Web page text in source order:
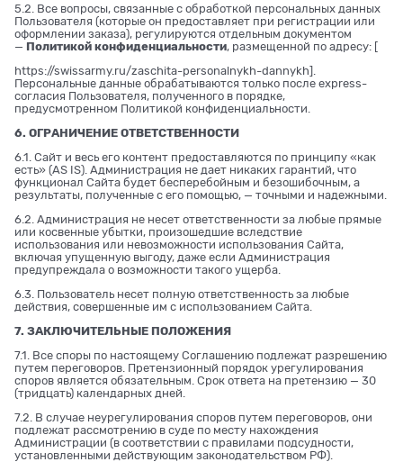
5.2. Все вопросы, связанные с обработкой персональных данных
Пользователя (которые он предоставляет при регистрации или
оформлении заказа), регулируются отдельным документом
— Политикой конфиденциальности, размещенной по адресу: [
https://swissarmy.ru/zaschita-personalnykh-dannykh].
Персональные данные обрабатываются только после express-
согласия Пользователя, полученного в порядке,
предусмотренном Политикой конфиденциальности.
6. ОГРАНИЧЕНИЕ ОТВЕТСТВЕННОСТИ
6.1. Сайт и весь его контент предоставляются по принципу «как
есть» (AS IS). Администрация не дает никаких гарантий, что
функционал Сайта будет бесперебойным и безошибочным, а
результаты, полученные с его помощью, — точными и надежными.
6.2. Администрация не несет ответственности за любые прямые
или косвенные убытки, произошедшие вследствие
использования или невозможности использования Сайта,
включая упущенную выгоду, даже если Администрация
предупреждала о возможности такого ущерба.
6.3. Пользователь несет полную ответственность за любые
действия, совершенные им с использованием Сайта.
7. ЗАКЛЮЧИТЕЛЬНЫЕ ПОЛОЖЕНИЯ
7.1. Все споры по настоящему Соглашению подлежат разрешению
путем переговоров. Претензионный порядок урегулирования
споров является обязательным. Срок ответа на претензию — 30
(тридцать) календарных дней.
7.2. В случае неурегулирования споров путем переговоров, они
подлежат рассмотрению в суде по месту нахождения
Администрации (в соответствии с правилами подсудности,
установленными действующим законодательством РФ).